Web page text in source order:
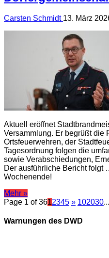
Carsten Schmidt 13. März
Aktuell eröffnet
Versammlung. Er begrüßt die
Ortsfeuerwehren, der
Tagesordnung folgen die
sowie Verabschiedungen,
Der ausführliche Bericht folgt
Wochenende!
Mehr »
Page 1 of 3612345 » 102030...
Warnungen des DWD